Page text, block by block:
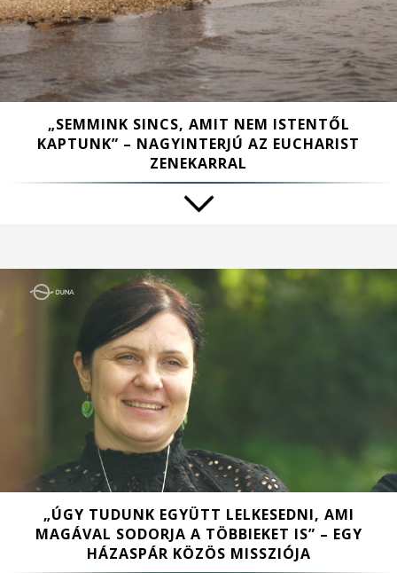
„SEMMINK SINCS, AMIT NEM ISTENTŐL
KAPTUNK” – NAGYINTERJÚ AZ EUCHARIST
ZENEKARRAL
„ÚGY TUDUNK EGYÜTT LELKESEDNI, AMI
MAGÁVAL SODORJA A TÖBBIEKET IS” – EGY
HÁZASPÁR KÖZÖS MISSZIÓJA